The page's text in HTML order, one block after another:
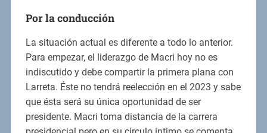
Por la conducción
La situación actual es diferente a todo lo anterior.
Para empezar, el liderazgo de Macri hoy no es
indiscutido y debe compartir la primera plana con
Larreta. Éste no tendrá reelección en el 2023 y sabe
que ésta será su única oportunidad de ser
presidente. Macri toma distancia de la carrera